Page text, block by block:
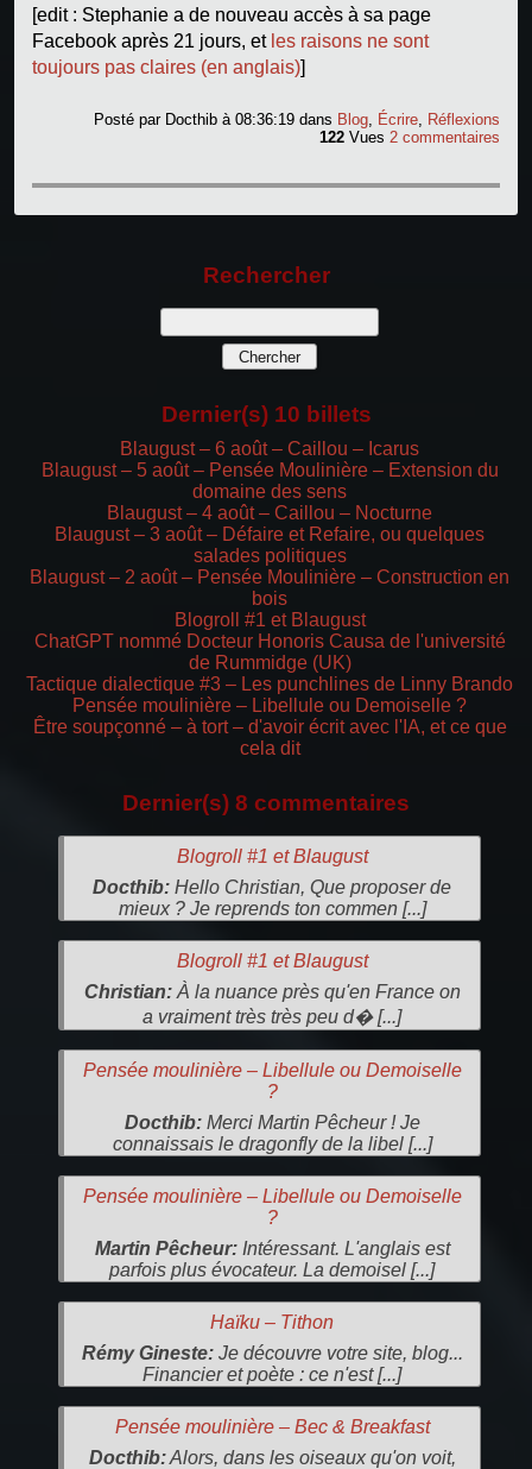
[edit : Stephanie a de nouveau accès à sa page
Facebook après 21 jours, et les raisons ne sont
toujours pas claires (en anglais)]
Posté par Docthib à 08:36:19dans Blog, Écrire, Réflexions
122 Vues2 commentaires
Rechercher
Dernier(s) 10 billets
Blaugust – 6 août – Caillou – Icarus
Blaugust – 5 août – Pensée Moulinière – Extension du
domaine des sens
Blaugust – 4 août – Caillou – Nocturne
Blaugust – 3 août – Défaire et Refaire, ou quelques
salades politiques
Blaugust – 2 août – Pensée Moulinière – Construction en
bois
Blogroll #1 et Blaugust
ChatGPT nommé Docteur Honoris Causa de l'université
de Rummidge (UK)
Tactique dialectique #3 – Les punchlines de Linny Brando
Pensée moulinière – Libellule ou Demoiselle ?
Être soupçonné – à tort – d'avoir écrit avec l'IA, et ce que
cela dit
Dernier(s) 8 commentaires
Blogroll #1 et Blaugust
Docthib: Hello Christian, Que proposer de
mieux ? Je reprends ton commen [...]
Blogroll #1 et Blaugust
Christian:À la nuance près qu'en France on
a vraiment très très peu d� [...]
Pensée moulinière – Libellule ou Demoiselle
?
Docthib:Merci Martin Pêcheur ! Je
connaissais le dragonfly de la libel [...]
Pensée moulinière – Libellule ou Demoiselle
?
Martin Pêcheur:Intéressant. L'anglais est
parfois plus évocateur. La demoisel [...]
Haïku – Tithon
Rémy Gineste:Je découvre votre site, blog...
Financier et poète : ce n'est [...]
Pensée moulinière – Bec & Breakfast
Docthib:Alors, dans les oiseaux qu'on voit,